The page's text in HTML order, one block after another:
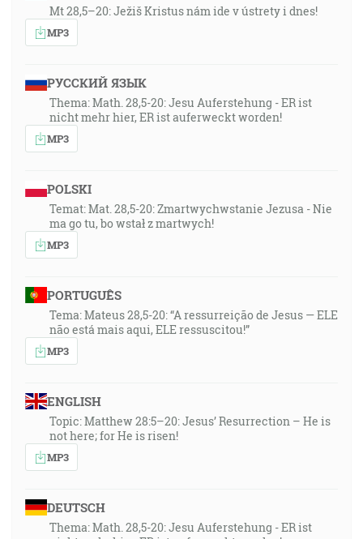
Mt 28,5–20: Ježiš Kristus nám ide v ústrety i dnes!
MP3
РУССКИЙ ЯЗЫК
Thema: Math. 28,5-20: Jesu Auferstehung - ER ist
nicht mehr hier, ER ist auferweckt worden!
MP3
POLSKI
Temat: Mat. 28,5-20: Zmartwychwstanie Jezusa - Nie
ma go tu, bo wstał z martwych!
MP3
PORTUGUÊS
Tema: Mateus 28,5-20: “A ressurreição de Jesus — ELE
não está mais aqui, ELE ressuscitou!”
MP3
ENGLISH
Topic: Matthew 28:5–20: Jesus’ Resurrection – He is
not here; for He is risen!
MP3
DEUTSCH
Thema: Math. 28,5-20: Jesu Auferstehung - ER ist